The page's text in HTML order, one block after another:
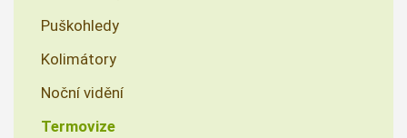
Puškohledy
Kolimátory
Noční vidění
Termovize